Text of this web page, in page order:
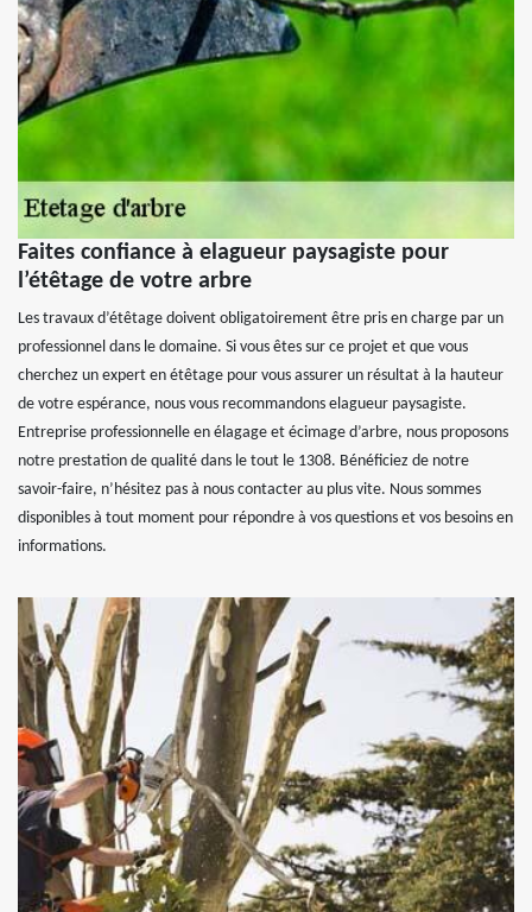
Faites confiance à elagueur paysagiste pour
l’étêtage de votre arbre
Les travaux d’étêtage doivent obligatoirement être pris en charge par un
professionnel dans le domaine. Si vous êtes sur ce projet et que vous
cherchez un expert en étêtage pour vous assurer un résultat à la hauteur
de votre espérance, nous vous recommandons elagueur paysagiste.
Entreprise professionnelle en élagage et écimage d’arbre, nous proposons
notre prestation de qualité dans le tout le 1308. Bénéficiez de notre
savoir-faire, n’hésitez pas à nous contacter au plus vite. Nous sommes
disponibles à tout moment pour répondre à vos questions et vos besoins en
informations.